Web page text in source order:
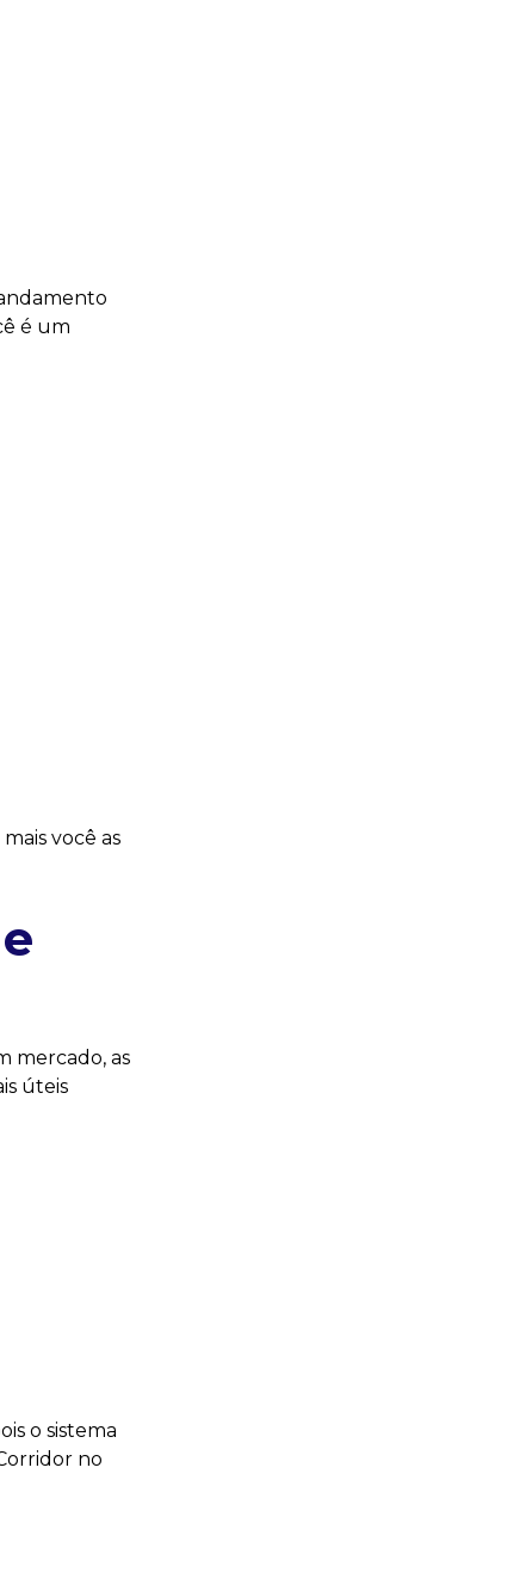
é um
você as
mercado, as
úteis
o sistema
no